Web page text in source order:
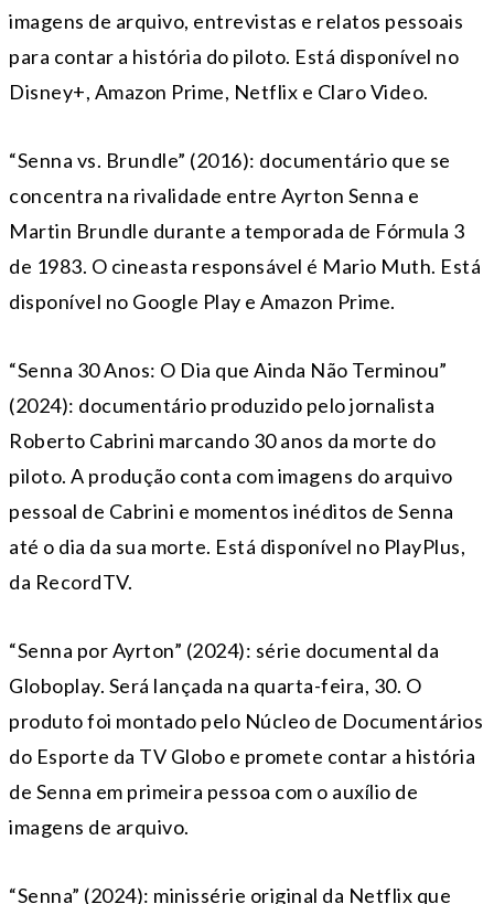
imagens de arquivo, entrevistas e relatos pessoais
para contar a história do piloto. Está disponível no
Disney+, Amazon Prime, Netflix e Claro Video.
“Senna vs. Brundle” (2016): documentário que se
concentra na rivalidade entre Ayrton Senna e
Martin Brundle durante a temporada de Fórmula 3
de 1983. O cineasta responsável é Mario Muth. Está
disponível no Google Play e Amazon Prime.
“Senna 30 Anos: O Dia que Ainda Não Terminou”
(2024): documentário produzido pelo jornalista
Roberto Cabrini marcando 30 anos da morte do
piloto. A produção conta com imagens do arquivo
pessoal de Cabrini e momentos inéditos de Senna
até o dia da sua morte. Está disponível no PlayPlus,
da RecordTV.
“Senna por Ayrton” (2024): série documental da
Globoplay. Será lançada na quarta-feira, 30. O
produto foi montado pelo Núcleo de Documentários
do Esporte da TV Globo e promete contar a história
de Senna em primeira pessoa com o auxílio de
imagens de arquivo.
“Senna” (2024): minissérie original da Netflix que